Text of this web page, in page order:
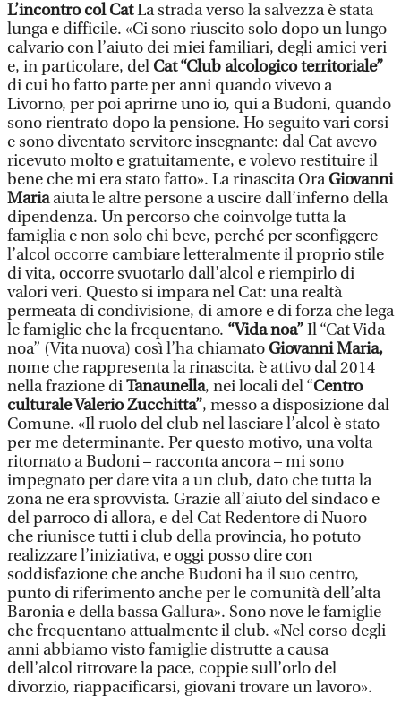
L’incontro col CatLa strada verso la salvezza è stata
lunga e difficile. «Ci sono riuscito solo dopo un lungo
calvario con l’aiuto dei miei familiari, degli amici veri
e, in particolare, del Cat “Club alcologico territoriale”
di cui ho fatto parte per anni quando vivevo a
Livorno, per poi aprirne uno io, qui a Budoni, quando
sono rientrato dopo la pensione. Ho seguito vari corsi
e sono diventato servitore insegnante: dal Cat avevo
ricevuto molto e gratuitamente, e volevo restituire il
bene che mi era stato fatto». La rinascita OraGiovanni
Mariaaiuta le altre persone a uscire dall’inferno della
dipendenza. Un percorso che coinvolge tutta la
famiglia e non solo chi beve, perché per sconfiggere
l’alcol occorre cambiare letteralmente il proprio stile
di vita, occorre svuotarlo dall’alcol e riempirlo di
valori veri. Questo si impara nel Cat: una realtà
permeata di condivisione, di amore e di forza che lega
le famiglie che la frequentano. “Vida noa”Il “Cat Vida
noa” (Vita nuova) così l’ha chiamatoGiovanniMaria,
nome che rappresenta la rinascita, è attivo dal 2014
nella frazione diTanaunella, nei locali del “Centro
culturale Valerio Zucchitta”, messo a disposizione dal
Comune. «Il ruolo del club nel lasciare l’alcol è stato
per me determinante. Per questo motivo, una volta
ritornato a Budoni – racconta ancora – mi sono
impegnato per dare vita a un club, dato che tutta la
zona ne era sprovvista. Grazie all’aiuto del sindaco e
del parroco di allora, e del Cat Redentore di Nuoro
che riunisce tutti i club della provincia, ho potuto
realizzare l’iniziativa, e oggi posso dire con
soddisfazione che anche Budoni ha il suo centro,
punto di riferimento anche per le comunità dell’alta
Baronia e della bassa Gallura». Sono nove le famiglie
che frequentano attualmente il club. «Nel corso degli
anni abbiamo visto famiglie distrutte a causa
dell’alcol ritrovare la pace, coppie sull’orlo del
divorzio, riappacificarsi, giovani trovare un lavoro».